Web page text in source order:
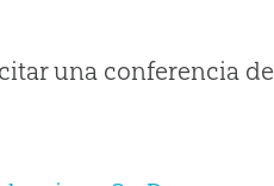
una conferencia de